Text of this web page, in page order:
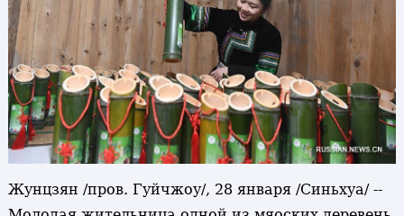
Жунцзян /пров. Гуйчжоу/, 28 января /Синьхуа/ --